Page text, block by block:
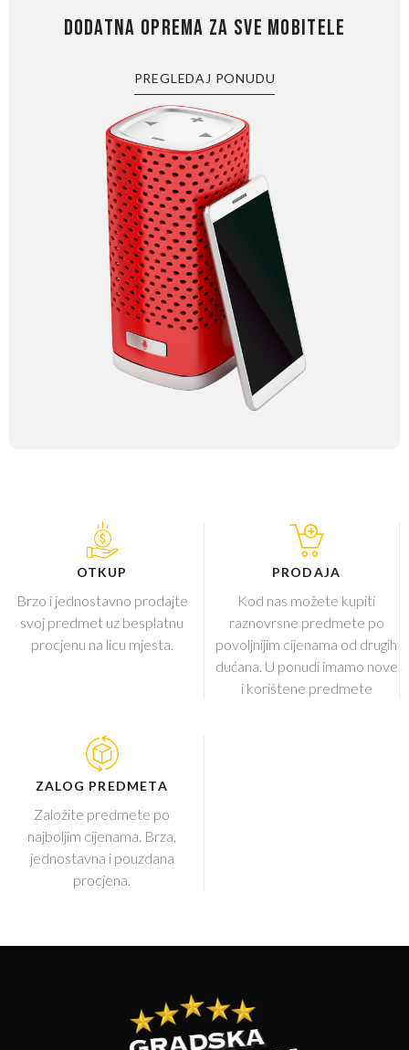
DODATNA OPREMA ZA SVE MOBITELE
PREGLEDAJ PONUDU
OTKUP
Brzo i jednostavno prodajte
svoj predmet uz besplatnu
procjenu na licu mjesta.
PRODAJA
Kod nas možete kupiti
raznovrsne predmete po
povoljnijim cijenama od drugih
dućana. U ponudi imamo nove
i korištene predmete
ZALOG PREDMETA
Založite predmete po
najboljim cijenama. Brza,
jednostavna i pouzdana
procjena.